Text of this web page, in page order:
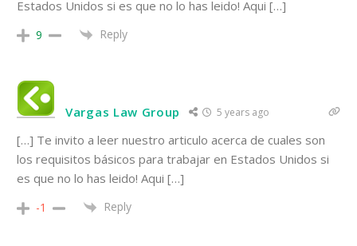
Estados Unidos si es que no lo has leido! Aqui […]
9 Reply
Vargas Law Group 5 years ago
[…] Te invito a leer nuestro articulo acerca de cuales son
los requisitos básicos para trabajar en Estados Unidos si
es que no lo has leido! Aqui […]
-1 Reply